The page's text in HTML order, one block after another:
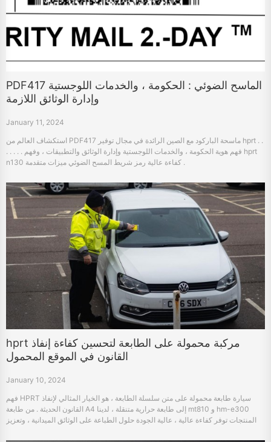
PDF417 الماسح الضوئي : الحكومة ، والخدمات اللوجستية
وإدارة الوثائق اللازمة
January 11, 2024
استكشاف العالم من PDF417 ماسحة الباركود مع الصين الرائدة في مجال توفير hprt . .
. . . . . فهم هوية الحكومة ، والخدمات اللوجستية وإدارة الوثائق والتطبيقات ، وفهم hprt
n130 كفاءة عالية رمز شريط المسح الضوئي ميزات متقدمة .
hprt مركبة محمولة على الطابعة لتحسين كفاءة إنفاذ
القانون في الموقع المحمول
January 10, 2024
فهم HPRT سيارة طابعة محمولة على متن سلسلة الطابعة ، هو الخيار المثالي لإنفاذ
القانون الحديثة . من طابعة A4 إلى طابعة حرارية متنقلة ، لدينا mt810 و hm-e300
المنتجات توفر كفاءة عالية ، عالية الجودة حلول الطباعة على الوثائق الميدانية ، وتعزيز